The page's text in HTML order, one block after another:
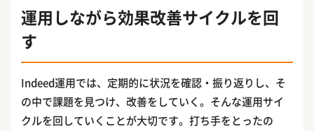
運用しながら効果改善サイクルを回
す
Indeed運用では、定期的に状況を確認・振り返りし、そ
の中で課題を見つけ、改善をしていく。そんな運用サイ
クルを回していくことが大切です。打ち手をとったの